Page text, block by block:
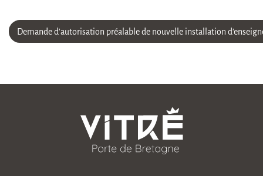
Demande d'autorisation préalable de nouvelle installation